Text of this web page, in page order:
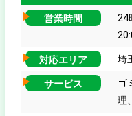
営業時間
24
対応エリア 埼
サービス
ゴ
理